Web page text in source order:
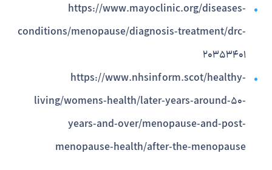
https://www.mayoclinic.org/diseases-
conditions/menopause/diagnosis-treatment/drc-
20353401
https://www.nhsinform.scot/healthy-
living/womens-health/later-years-around-50-
years-and-over/menopause-and-post-
menopause-health/after-the-menopause